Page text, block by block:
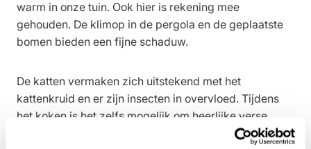
warm in onze tuin. Ook hier is rekening mee
gehouden. De klimop in de pergola en de geplaatste
bomen bieden een fijne schaduw.
De katten vermaken zich uitstekend met het
kattenkruid en er zijn insecten in overvloed. Tijdens
het koken is het zelfs mogelijk om heerlijke verse
kruiden uit de eigen tuin te plukken. Verser kun je het